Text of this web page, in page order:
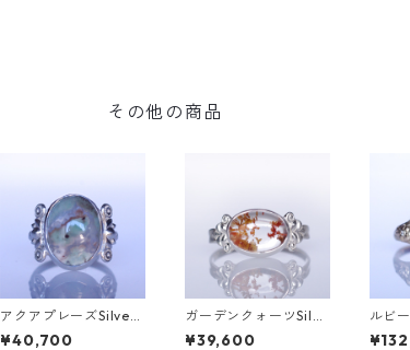
その他の商品
アクアプレーズSilver
リング SALGA(サル
¥40,700
ガーデンクォーツSilve
rリング LINDEN(リン
¥39,600
ルビ
ング